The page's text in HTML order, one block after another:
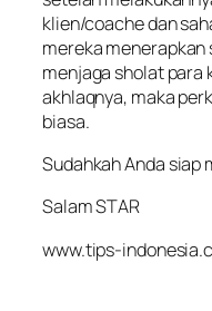
klien/coache dan
mereka
menjaga sholat para
akhlaqnya, maka
biasa.
Sudahkah Anda siap
Salam STAR
www.tips-